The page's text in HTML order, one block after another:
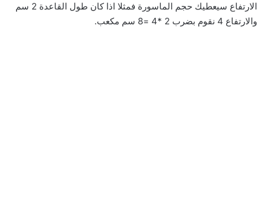
الارتفاع سيعطيك حجم الماسورة فمثلا اذا كان طول القاعدة 2 سم
والارتفاع 4 نقوم بضرب 2 *4 =8 سم مكعب.